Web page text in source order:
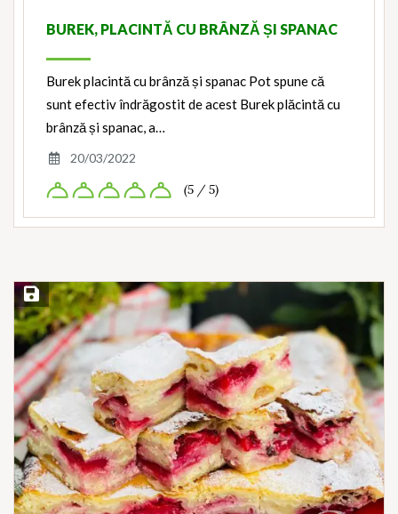
BUREK, PLACINTĂ CU BRÂNZĂ ȘI SPANAC
Burek placintă cu brânză și spanac Pot spune că
sunt efectiv îndrăgostit de acest Burek plăcintă cu
brânză și spanac, a…
20/03/2022
(5 / 5)
Save Recipe